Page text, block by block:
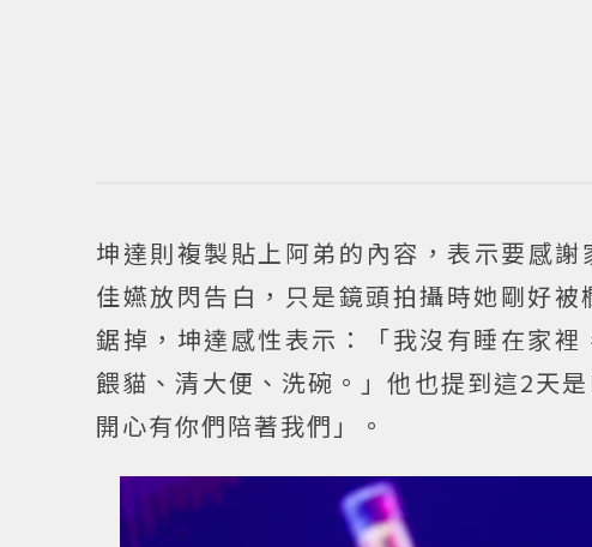
坤達則複製貼上阿弟的內容，表示要感
佳嬿放閃告白，只是鏡頭拍攝時她剛好
鋸掉，坤達感性表示：「我沒有睡在家
餵貓、清大便、洗碗。」他也提到這2天
開心有你們陪著我們」。